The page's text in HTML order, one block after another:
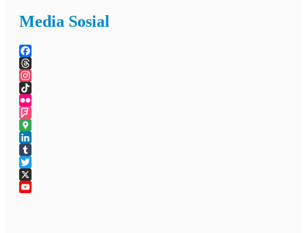
Media Sosial
Facebook
Threads
Instagram
TikTok
Flickr
Foursquare
Google
Maps
LinkedIn
Tumblr
Twitter
X